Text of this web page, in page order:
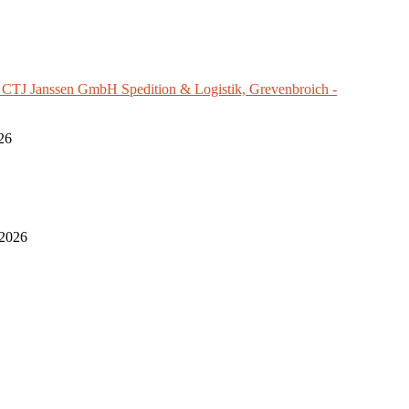
Janssen GmbH Spedition & Logistik, Grevenbroich -